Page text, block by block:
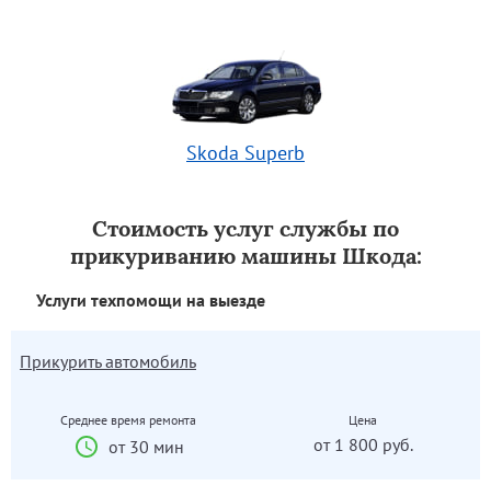
Skoda Superb
Стоимость услуг службы по
прикуриванию машины Шкода:
Услуги техпомощи на выезде
Прикурить автомобиль
Среднее время ремонта
от 30 мин
Цена
от 1 800 руб.